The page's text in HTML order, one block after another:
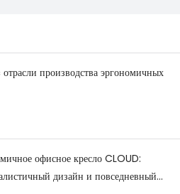
производства эргономичных
офисное кресло CLOUD:
дизайн и повседневный